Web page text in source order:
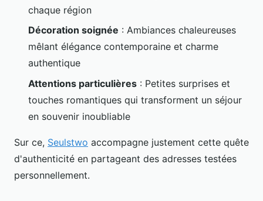
chaque région
Décoration soignée : Ambiances chaleureuses
mêlant élégance contemporaine et charme
authentique
Attentions particulières : Petites surprises et
touches romantiques qui transforment un séjour
en souvenir inoubliable
Sur ce, Seulstwo accompagne justement cette quête
d'authenticité en partageant des adresses testées
personnellement.